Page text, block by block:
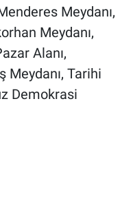
Meydanı,
Meydanı,
Alanı,
Meydanı, Tarihi
Demokrasi